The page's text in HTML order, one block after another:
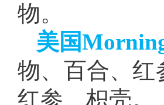
物。
美国
物、百合、红
红参、枳壳。